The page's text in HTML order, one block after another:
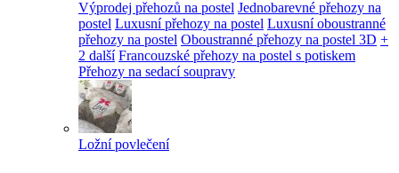
Výprodej přehozů na postel Jednobarevné přehozy na
postel Luxusní přehozy na postel Luxusní oboustranné
přehozy na postel Oboustranné přehozy na postel 3D +
2 další Francouzské přehozy na postel s potiskem
Přehozy na sedací soupravy
Ložní povlečení